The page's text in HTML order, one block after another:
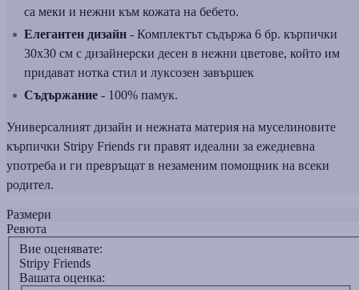
са меки и нежни към кожата на бебето.
Елегантен дизайн - Комплектът съдържа 6 бр. кърпички
30x30 см с дизайнерски десен в нежни цветове, който им
придават нотка стил и луксозен завършек
Съдържание - 100% памук.
Универсалният дизайн и нежната материя на муселиновите
кърпички Stripy Friends ги правят идеални за ежедневна
употреба и ги превръщат в незаменим помощник на всеки
родител.
Размери
Ревюта
Вие оценявате:
Stripy Friends
Вашата оценка: